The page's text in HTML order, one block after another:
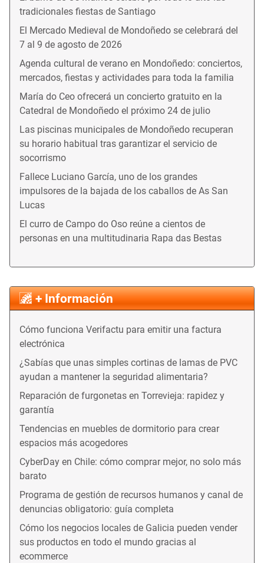
tradicionales fiestas de Santiago
El Mercado Medieval de Mondoñedo se celebrará del
7 al 9 de agosto de 2026
Agenda cultural de verano en Mondoñedo: conciertos,
mercados, fiestas y actividades para toda la familia
María do Ceo ofrecerá un concierto gratuito en la
Catedral de Mondoñedo el próximo 24 de julio
Las piscinas municipales de Mondoñedo recuperan
su horario habitual tras garantizar el servicio de
socorrismo
Fallece Luciano García, uno de los grandes
impulsores de la bajada de los caballos de As San
Lucas
El curro de Campo do Oso reúne a cientos de
personas en una multitudinaria Rapa das Bestas
+ Información
Cómo funciona Verifactu para emitir una factura
electrónica
¿Sabías que unas simples cortinas de lamas de PVC
ayudan a mantener la seguridad alimentaria?
Reparación de furgonetas en Torrevieja: rapidez y
garantía
Tendencias en muebles de dormitorio para crear
espacios más acogedores
CyberDay en Chile: cómo comprar mejor, no solo más
barato
Programa de gestión de recursos humanos y canal de
denuncias obligatorio: guía completa
Cómo los negocios locales de Galicia pueden vender
sus productos en todo el mundo gracias al
ecommerce